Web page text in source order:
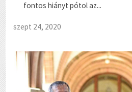
fontos hiányt pótol az...
szept 24, 2020